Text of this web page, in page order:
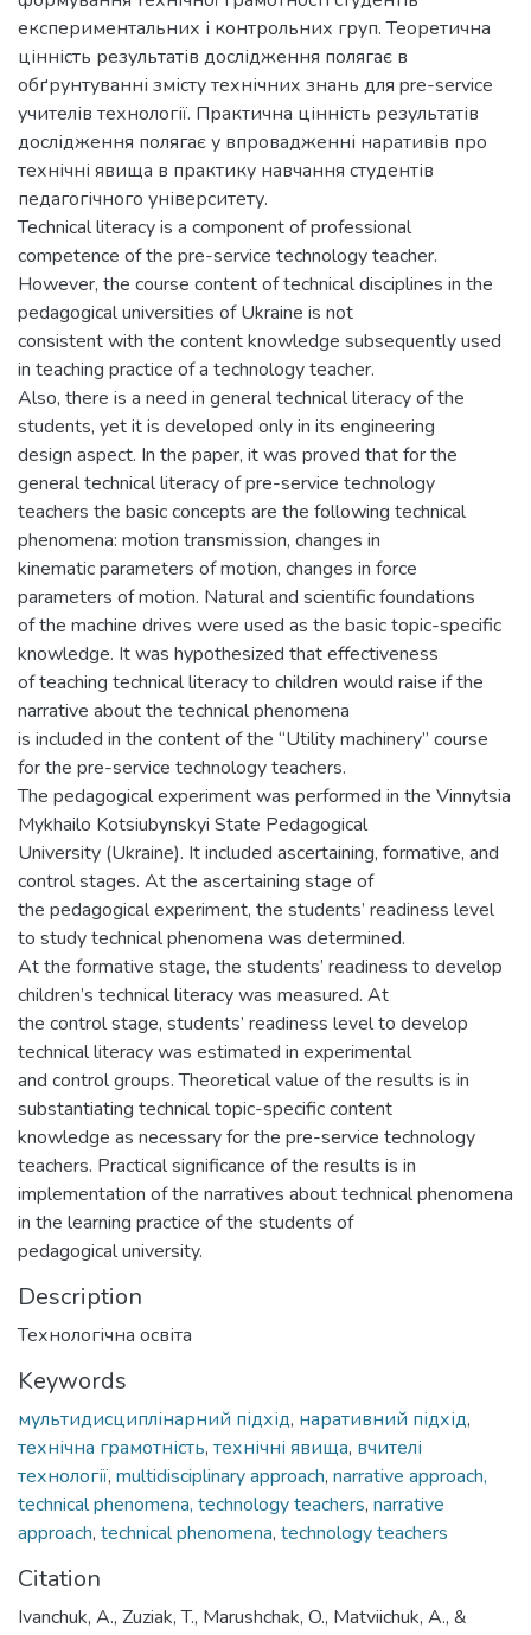
експериментальних і контрольних груп. Теоретична
цінність результатів дослідження полягає в
обґрунтуванні змісту технічних знань для pre-service
учителів технології. Практична цінність результатів
дослідження полягає у впровадженні наративів про
технічні явища в практику навчання студентів
педагогічного університету.
Technical literacy is a component of professional
competence of the pre-service technology teacher.
However, the course content of technical disciplines in the
pedagogical universities of Ukraine is not
consistent with the content knowledge subsequently used
in teaching practice of a technology teacher.
Also, there is a need in general technical literacy of the
students, yet it is developed only in its engineering
design aspect. In the paper, it was proved that for the
general technical literacy of pre-service technology
teachers the basic concepts are the following technical
phenomena: motion transmission, changes in
kinematic parameters of motion, changes in force
parameters of motion. Natural and scientific foundations
of the machine drives were used as the basic topic-specific
knowledge. It was hypothesized that effectiveness
of teaching technical literacy to children would raise if the
narrative about the technical phenomena
is included in the content of the “Utility machinery” course
for the pre-service technology teachers.
The pedagogical experiment was performed in the Vinnytsia
Mykhailo Kotsiubynskyi State Pedagogical
University (Ukraine). It included ascertaining, formative, and
control stages. At the ascertaining stage of
the pedagogical experiment, the students’ readiness level
to study technical phenomena was determined.
At the formative stage, the students’ readiness to develop
children’s technical literacy was measured. At
the control stage, students’ readiness level to develop
technical literacy was estimated in experimental
and control groups. Theoretical value of the results is in
substantiating technical topic-specific content
knowledge as necessary for the pre-service technology
teachers. Practical significance of the results is in
implementation of the narratives about technical phenomena
in the learning practice of the students of
pedagogical university.
Description
Технологічна освіта
Keywords
мультидисциплінарний підхід, наративний підхід,
технічна грамотність, технічні явища, вчителі
технології, multidisciplinary approach, narrative approach,
technical phenomena, technology teachers, narrative
approach, technical phenomena, technology teachers
Citation
Ivanchuk, A., Zuziak, T., Marushchak, O., Matviichuk, A., &